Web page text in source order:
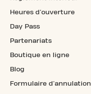
Heures d'ouverture
Day Pass
Partenariats
Boutique en ligne
Blog
Formulaire d'annulation